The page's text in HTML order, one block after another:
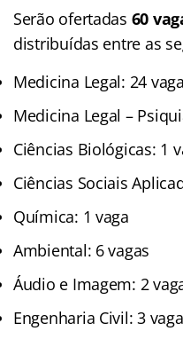
Serão ofertadas 60
distribuídas entre as
Medicina Legal: 24
Medicina Legal –
Ciências Biológicas: 1
Ciências Sociais
Química: 1 vaga
Ambiental: 6 vagas
Áudio e Imagem: 2
Engenharia Civil: 3